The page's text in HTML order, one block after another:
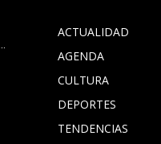
ACTUALIDAD
AGENDA
CULTURA
DEPORTES
TENDENCIAS